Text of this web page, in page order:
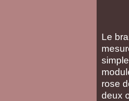
Le
rose
deux